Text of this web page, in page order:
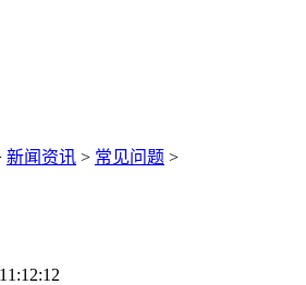
新闻资讯 > 常见问题 >